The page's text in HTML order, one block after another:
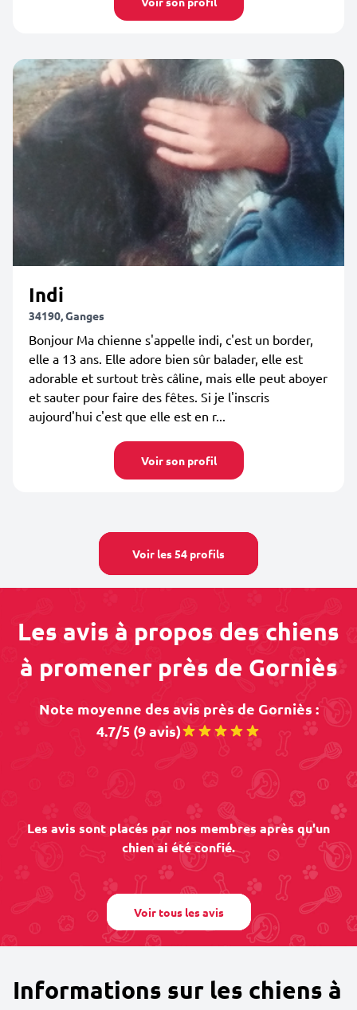
Indi
34190, Ganges
Bonjour Ma chienne s'appelle indi, c'est un border,
elle a 13 ans. Elle adore bien sûr balader, elle est
adorable et surtout très câline, mais elle peut aboyer
et sauter pour faire des fêtes. Si je l'inscris
aujourd'hui c'est que elle est en r...
Voir son profil
Voir les 54 profils
Les avis à propos des chiens
à promener près de Gorniès
Note moyenne des avis près de Gorniès :
4.7/5 (9 avis)
Les avis sont placés par nos membres après qu'un
chien ai été confié.
Voir tous les avis
Informations sur les chiens à